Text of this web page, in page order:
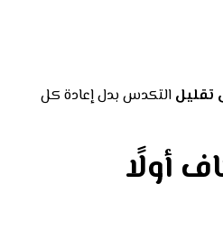
تقليل التكدس بدل إعادة كل
أولًا